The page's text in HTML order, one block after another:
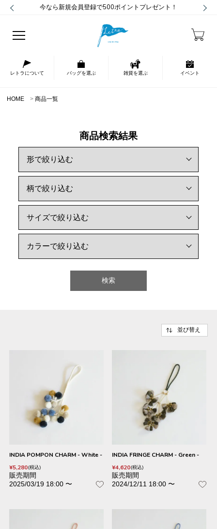
今なら新規会員登録で500ポイントプレゼント！
レトラについて バッグを選ぶ 雑貨を選ぶ イベント
HOME 商品一覧
商品検索結果
検索
並び替え
INDIA POMPON CHARM - White -
¥5,280 税込
販売期間
2025/03/19 18:00 〜
INDIA FRINGE CHARM - Green -
¥4,620 税込
販売期間
2024/12/11 18:00 〜